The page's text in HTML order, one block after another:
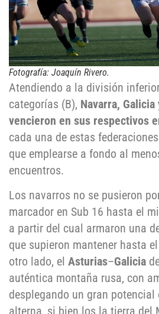
Fotografía: Joaquín Rivero.
Atendiendo a la división
categorías (B), Navarra,
vencieron en sus respectivos
cada una de estas
que emplearse a fondo al
encuentros.
Los navarros no se pusieron
marcador en Sub 16 hasta el
a partir del cual armaron una
que supieron mantener hasta
otro lado, el Asturias–Galicia
auténtica montaña rusa, con
desplegando un gran